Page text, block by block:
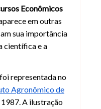
Econômicos
em outras
sua importância
científica e a
representada no
Agronômico de
A ilustração